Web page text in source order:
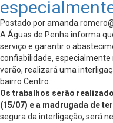
Postado por
A Águas de Penha informa
serviço e garantir o
confiabilidade,
verão, realizará uma
bairro Centro.
Os trabalhos serão
(15/07) e a madrugada de
segura da interligação, será